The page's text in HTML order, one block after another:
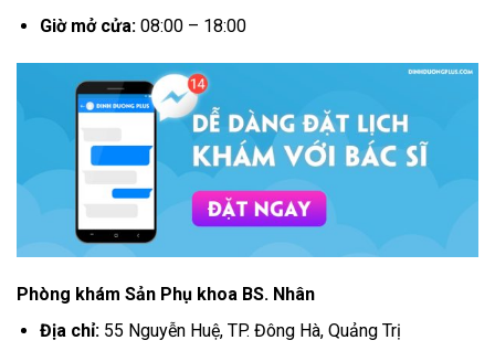
Giờ mở cửa: 08:00 – 18:00
Phòng khám Sản Phụ khoa BS. Nhân
Địa chỉ: 55 Nguyễn Huệ, TP. Đông Hà, Quảng Trị